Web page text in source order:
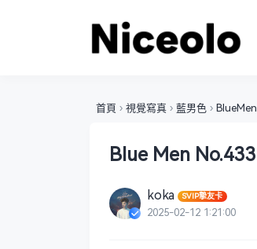
首頁 › 視覺寫真 › 藍男色 › BlueMen
Blue Men No.433
koka SVIP摯友卡
2025-02-12 1:21:00